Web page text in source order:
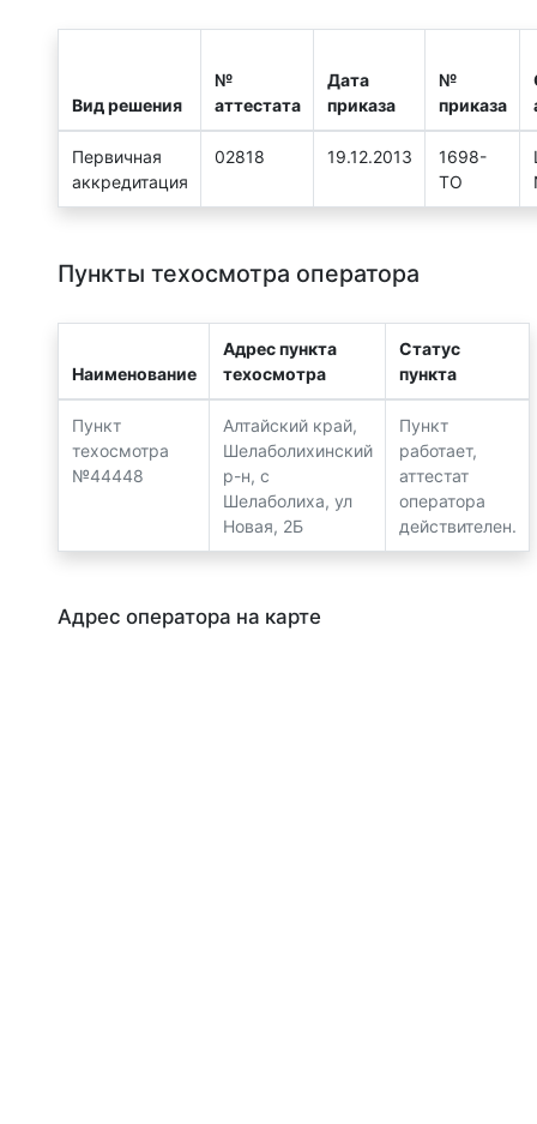
Вид решения
№
аттестата
Дата
приказа
№
приказа
Первичная
аккредитация
02818 19.12.2013
1698-
ТО
Пункты техосмотра оператора
Наименование
Адрес пункта
техосмотра
Статус
пункта
Пункт
техосмотра
№44448
Алтайский край,
Шелаболихинский
р-н, с
Шелаболиха, ул
Новая, 2Б
Пункт
работает,
аттестат
оператора
действителен.
Адрес оператора на карте